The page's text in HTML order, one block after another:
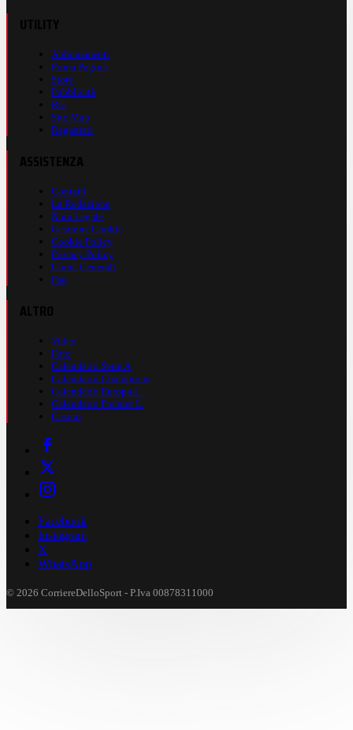
Abbonamenti
Prima Pagina
Store
Pubblicità
Rss
Site Map
Registrati
Contatti
La Redazione
Nota Legale
Gestione Cookie
Cookie Policy
Privacy Policy
Cond. Generali
Faq
Video
Foto
Calendario Serie A
Calendario Champions
Calendario Europa L.
Calendario Premier L.
Casinò
Facebook
Instagram
X
WhatsApp
© 2026 CorriereDelloSport - P.Iva 00878311000